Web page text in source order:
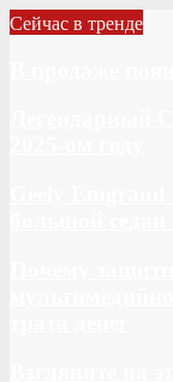
Сейчас в тренде